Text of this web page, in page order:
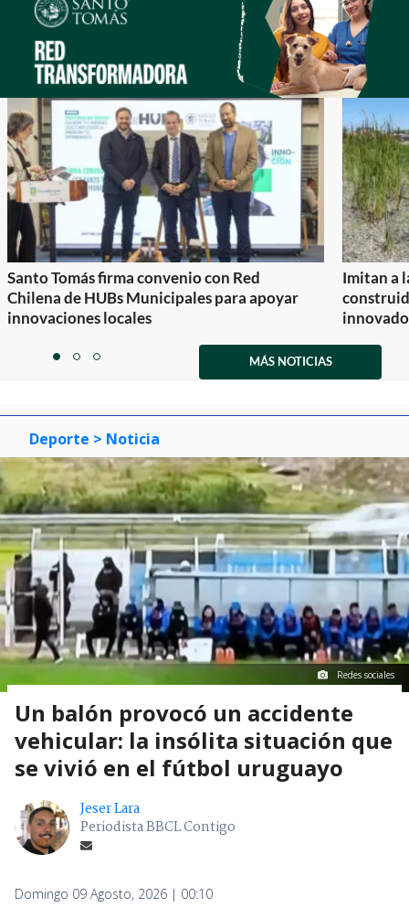
Santo Tomás firma convenio con Red
Chilena de HUBs Municipales para apoyar
innovaciones locales
Imitan a
itemitemitem
MÁS NOTICIAS
Deporte > Noticia
Redes sociales
Un balón provocó un accidente
vehicular: la insólita situación que
se vivió en el fútbol uruguayo
Jeser Lara
Periodista BBCL Contigo
Domingo 09 Agosto, 2026 | 00:10